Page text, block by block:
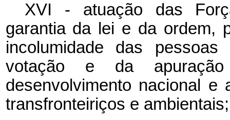
XVI - atuação das
garantia da lei e da ordem,
incolumidade das
votação e da
desenvolvimento nacional
transfronteiriços e ambientais;